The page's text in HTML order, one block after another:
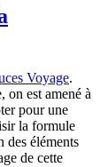
Voyage.
on est amené à
pour une
la formule
des éléments
de cette